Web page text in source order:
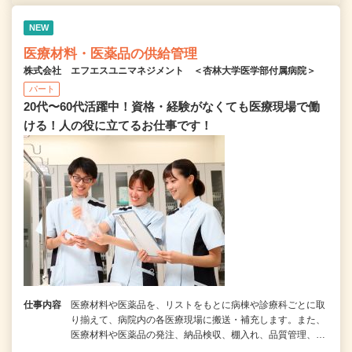
NEW
医療材料・医薬品の供給管理
株式会社 エフエスユニマネジメント ＜杏林大学医学部付属病院＞
パート
20代〜60代活躍中！資格・経験がなくても医療現場で働
ける！人の役に立てるお仕事です！
仕事内容
医療材料や医薬品を、リストをもとに病棟や診療科ごとに取
り揃えて、病院内の各医療現場に搬送・補充します。また、
医療材料や医薬品の発注、納品検収、棚入れ、品質管理、…